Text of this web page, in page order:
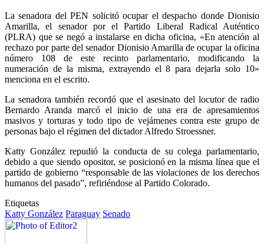
La senadora del PEN solicitó ocupar el despacho donde Dionisio
Amarilla, el senador por el Partido Liberal Radical Auténtico
(PLRA) que se negó a instalarse en dicha oficina, «En atención al
rechazo por parte del senador Dionisio Amarilla de ocupar la oficina
número 108 de este recinto parlamentario, modificando la
numeración de la misma, extrayendo el 8 para dejarla solo 10»
menciona en el escrito.
La senadora también recordó que el asesinato del locutor de radio
Bernardo Aranda marcó el inicio de una era de apresamientos
masivos y torturas y todo tipo de vejámenes contra este grupo de
personas bajo el régimen del dictador Alfredo Stroessner.
Katty González repudió la conducta de su colega parlamentario,
debido a que siendo opositor, se posicionó en la misma línea que el
partido de gobierno “responsable de las violaciones de los derechos
humanos del pasado”, refiriéndose al Partido Colorado.
Etiquetas
Katty González Paraguay Senado